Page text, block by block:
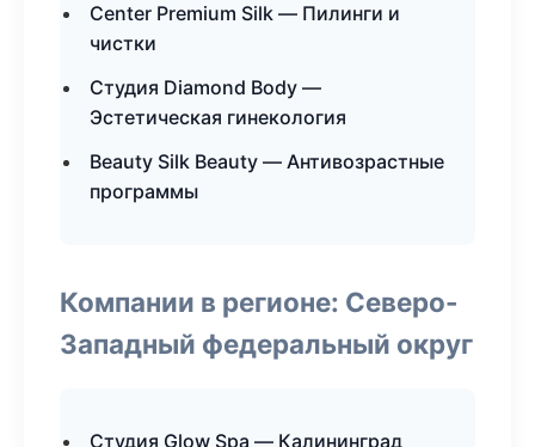
Center Premium Silk — Пилинги и
чистки
Студия Diamond Body —
Эстетическая гинекология
Beauty Silk Beauty — Антивозрастные
программы
Компании в регионе: Северо-
Западный федеральный округ
Студия Glow Spa — Калининград